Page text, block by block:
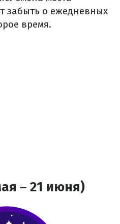
забыть о ежедневных
время.
– 21 июня)